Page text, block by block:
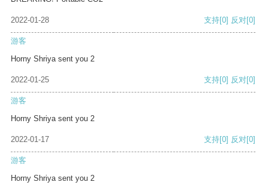
2022-01-28 支持[0] 反对[0]
游客
Horny Shriya sent you 2
2022-01-25 支持[0] 反对[0]
游客
Horny Shriya sent you 2
2022-01-17 支持[0] 反对[0]
游客
Horny Shriya sent you 2